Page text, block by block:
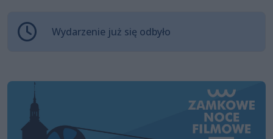
Wydarzenie już się odbyło